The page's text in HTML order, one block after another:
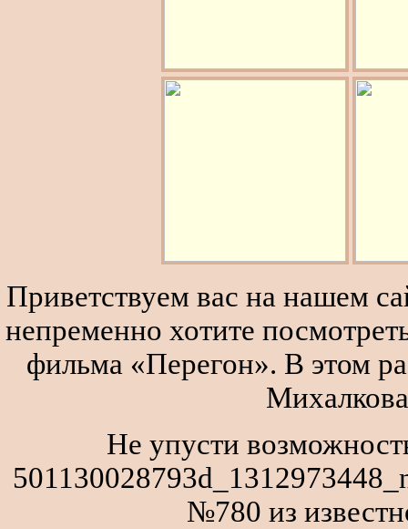
Приветствуем вас на нашем
непременно хотите
фильма «Перегон». В этом
Не упусти
№780 из